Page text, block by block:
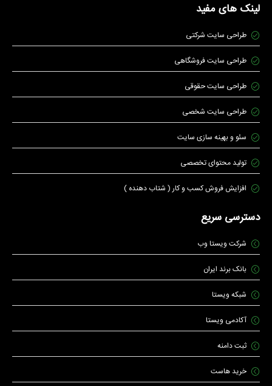
لینک های مفید
طراحی سایت شرکتی
طراحی سایت فروشگاهی
طراحی سایت حقوقی
طراحی سایت شخصی
سئو و بهینه سازی سایت
تولید محتوای تخصصی
افزایش فروش کسب و کار ( شتاب دهنده )
دسترسی سریع
شرکت ویستا وب
بانک برند ایران
شبکه ویستا
آکادمی ویستا
ثبت دامنه
خرید هاست